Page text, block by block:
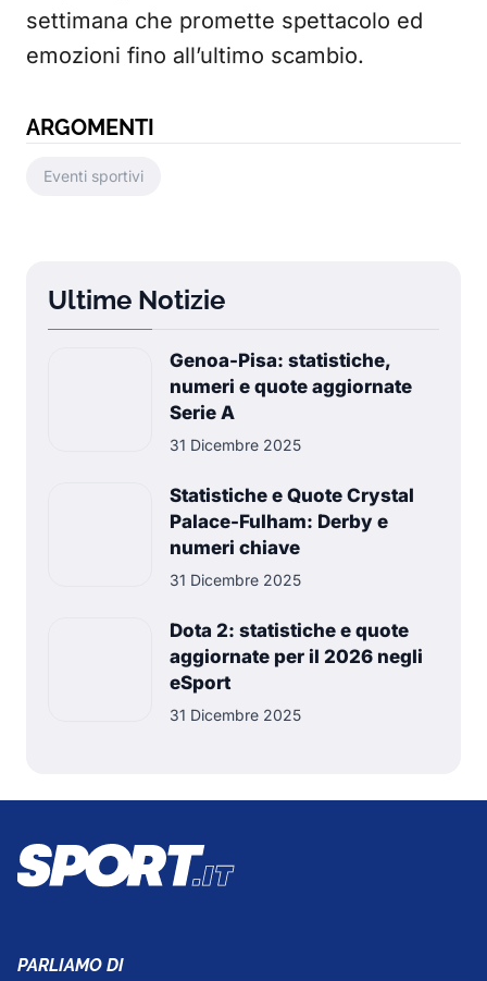
settimana che promette spettacolo ed
emozioni fino all’ultimo scambio.
ARGOMENTI
Eventi sportivi
Ultime Notizie
Genoa-Pisa: statistiche,
numeri e quote aggiornate
Serie A
31 Dicembre 2025
Statistiche e Quote Crystal
Palace-Fulham: Derby e
numeri chiave
31 Dicembre 2025
Dota 2: statistiche e quote
aggiornate per il 2026 negli
eSport
31 Dicembre 2025
PARLIAMO DI